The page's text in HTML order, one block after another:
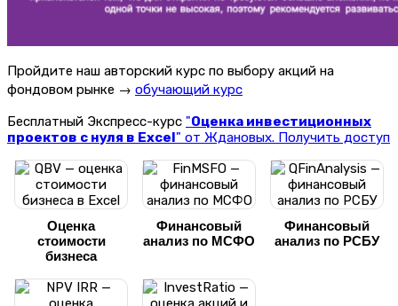
Пройдите наш авторский курс по выбору акций на
фондовом рынке → обучающий курс
Бесплатный Экспресс-курс "Оценка инвестиционных
проектов с нуля в Excel" от Ждановых. Получить доступ
Оценка
стоимости
бизнеса
Финансовый
анализ по МСФО
Финансовый
анализ по РСБУ